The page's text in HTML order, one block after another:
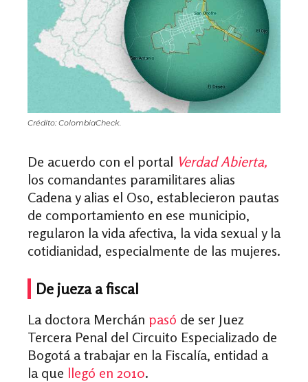
Crédito: ColombiaCheck.
De acuerdo con el portal Verdad Abierta,
los comandantes paramilitares alias
Cadena y alias el Oso, establecieron pautas
de comportamiento en ese municipio,
regularon la vida afectiva, la vida sexual y la
cotidianidad, especialmente de las mujeres.
De jueza a fiscal
La doctora Merchán pasó de ser Juez
Tercera Penal del Circuito Especializado de
Bogotá a trabajar en la Fiscalía, entidad a
la que llegó en 2010.